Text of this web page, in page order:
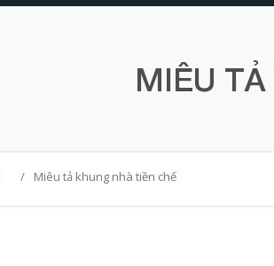
MIÊU
/ Miêu tả khung nhà tiền chế